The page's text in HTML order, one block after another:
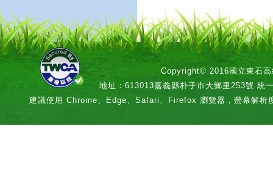
Copyright© 2016國立東石高
地址：613013嘉義縣朴子市大鄉里253號 統
建議使用 Chrome、Edge、Safari、Firefox 瀏覽器，螢幕解